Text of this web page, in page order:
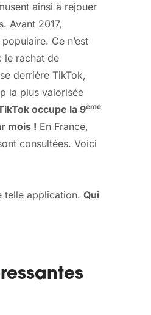
ainsi à rejouer
Avant 2017,
Ce n’est
le rachat de
derrière TikTok,
la plus valorisée
occupe la 9ème
mois ! En France,
consultées. Voici
telle application. Qui